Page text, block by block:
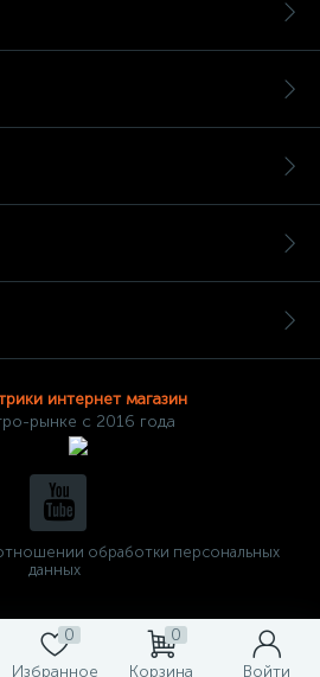
0
Избранное
0
Корзина
Войти
интернет магазин
рынке с 2016 года
обработки персональных
данных